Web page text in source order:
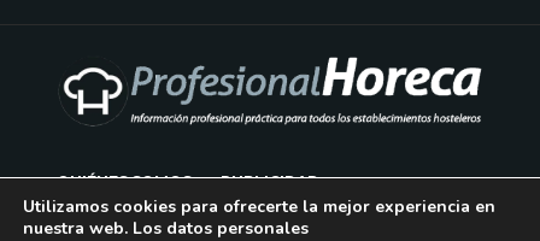
QUIÉNES SOMOS PUBLICIDAD
AVISO LEGAL
Utilizamos cookies para ofrecerte la mejor experiencia en
nuestra web. Los datos personales